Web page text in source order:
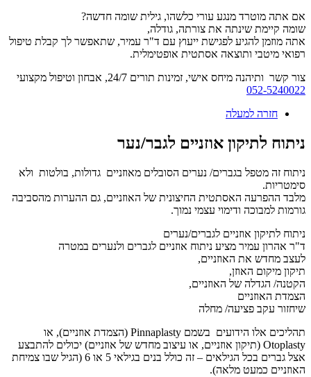
אם אתה מוטרד מנגע עורי כלשהו, גילית שומה חדשה?
שומה קיימת שינתה את צורתה, גודלה,
אתה מוזמן להגיע לפגישת ייעוץ עם ד"ר עמיר, שתאפשר לך קבלת טיפול
רפואי מיטבי ותוצאה אסתטית אופטימלית.
צור קשר ותיהנה מיחס אישי, זמינות תורים 24/7, אבחון וטיפול מקצועי
052-5240022
חזרה למעלה
ניתוח לתיקון אוזניים לגבר/נער
ניתוח זה מטפל בגברים/ נערים הסובלים מאוזניים גדולות, בולטות ולא
סימטריות.
מלבד ההפרעה האסתטית החיצונית של האוזניים, גם ההערות מהסביבה
גורמות למבוכה ודימוי עצמי נמוך.
ניתוח לתיקון אוזניים לגברים/נערים
ד"ר אהרון עמיר מציע ניתוח אוזניים לגברים ולנערים במטרה
לעצב מחדש את האוזניים,
תיקון מיקום האוזן,
הקטנה/ הגדלה של האוזניים,
הצמדת האוזניים
שיחזור עקב פציעה/ מחלה
תהליכים אלו הידועים בשמם Pinnaplasty (הצמדת אוזניים), או
Otoplasty (תיקון אוזניים, או עיצוב מחדש של אוזניים) יכולים להתבצע
אצל גברים בכל הגילאים – זה כולל בנים בגילאי 5 או 6 (הגיל שבו צמיחת
האוזניים כמעט מלאה).